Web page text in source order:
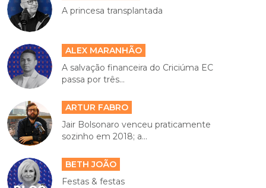
A princesa transplantada
ALEX MARANHÃO
A salvação financeira do Criciúma EC
passa por três...
ARTUR FABRO
Jair Bolsonaro venceu praticamente
sozinho em 2018; a...
BETH JOÃO
Festas & festas